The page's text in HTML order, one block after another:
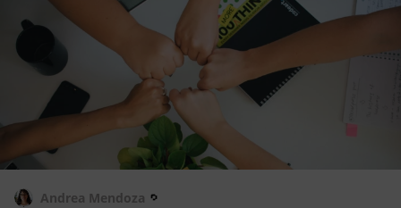
Andrea Mendoza